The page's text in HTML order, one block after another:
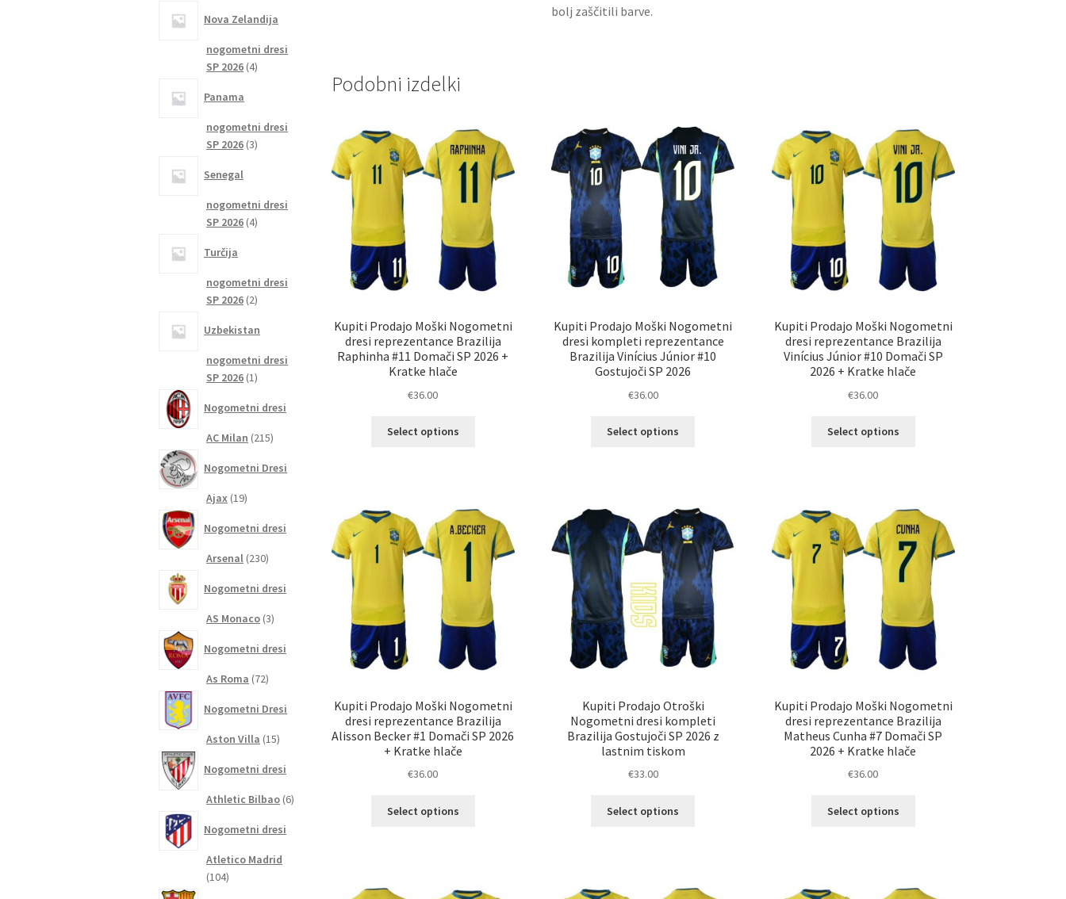
bolj zaščitili barve.
Podobni izdelki
Kupiti Prodajo Moški Nogometni
dresi reprezentance Brazilija
Raphinha #11 Domači SP 2026 +
Kratke hlače
€36.00
Select options
Možnosti
lahko
izberete
strani
izdelka
Kupiti Prodajo Moški Nogometni
dresi kompleti reprezentance
Brazilija Vinícius Júnior #10
Gostujoči SP 2026
€36.00
Select options
Možnosti
lahko
izberete
na
strani
izdelka
Kupiti Prodajo Moški Nogometni
dresi reprezentance Brazilija
Vinícius Júnior #10 Domači SP
2026 + Kratke hlače
€36.00
Select options
Možnosti
lahko
izberete
strani
izdelka
Kupiti Prodajo Moški Nogometni
dresi reprezentance Brazilija
Alisson Becker #1 Domači SP 2026
+ Kratke hlače
€36.00
Select options
Možnosti
Kupiti Prodajo Otroški
Nogometni dresi kompleti
Brazilija Gostujoči SP 2026 z
lastnim tiskom
€33.00
Select options
Možnosti
Kupiti Prodajo Moški Nogometni
dresi reprezentance Brazilija
Matheus Cunha #7 Domači SP
2026 + Kratke hlače
€36.00
Select options
Možnosti
Nova Zelandija
nogometni dresi
SP 2026 44
Panama
nogometni dresi
SP 2026 33
Senegal
nogometni dresi
SP 2026 44
Turčija
nogometni dresi
SP 2026 22
Uzbekistan
nogometni dresi
SP 2026 11
Nogometni dresi
AC Milan 215215
Nogometni Dresi
Ajax 1919
Nogometni dresi
Arsenal 230230
Nogometni dresi
AS Monaco 33
Nogometni dresi
As Roma 7272
Nogometni Dresi
Aston Villa 1515
Nogometni dresi
Athletic Bilbao 66
Nogometni dresi
Atletico Madrid
104104